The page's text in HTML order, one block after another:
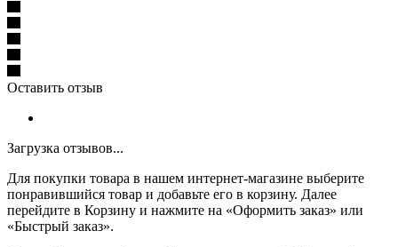
Оставить отзыв
Загрузка отзывов...
Для покупки товара в нашем интернет-магазине выберите
понравившийся товар и добавьте его в корзину. Далее
перейдите в Корзину и нажмите на «Оформить заказ» или
«Быстрый заказ».